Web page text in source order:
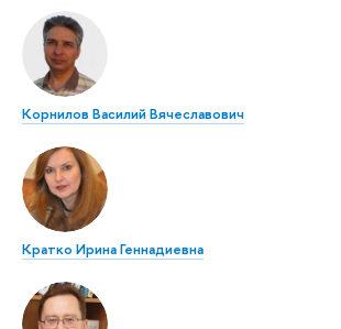
Корнилов Василий Вячеславович
Кратко Ирина Геннадиевна